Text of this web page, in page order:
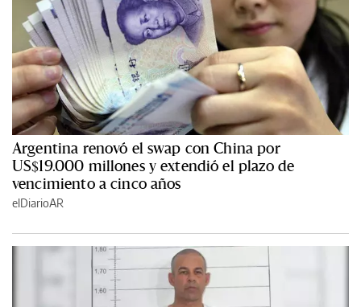
Argentina renovó el swap con China por
US$19.000 millones y extendió el plazo de
vencimiento a cinco años
elDiarioAR